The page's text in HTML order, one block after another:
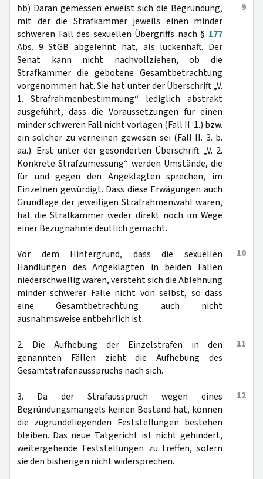
9
bb) Daran gemessen erweist sich die Begründung,
mit der die Strafkammer jeweils einen minder
schweren Fall des sexuellen Übergriffs nach § 177
Abs. 9 StGB abgelehnt hat, als lückenhaft. Der
Senat kann nicht nachvollziehen, ob die
Strafkammer die gebotene Gesamtbetrachtung
vorgenommen hat. Sie hat unter der Überschrift „V.
1. Strafrahmenbestimmung“ lediglich abstrakt
ausgeführt, dass die Voraussetzungen für einen
minder schweren Fall nicht vorlägen (Fall II. 1.) bzw.
ein solcher zu verneinen gewesen sei (Fall II. 3. b.
aa.). Erst unter der gesonderten Überschrift „V. 2.
Konkrete Strafzumessung“ werden Umstände, die
für und gegen den Angeklagten sprechen, im
Einzelnen gewürdigt. Dass diese Erwägungen auch
Grundlage der jeweiligen Strafrahmenwahl waren,
hat die Strafkammer weder direkt noch im Wege
einer Bezugnahme deutlich gemacht.
10
Vor dem Hintergrund, dass die sexuellen
Handlungen des Angeklagten in beiden Fällen
niederschwellig waren, versteht sich die Ablehnung
minder schwerer Fälle nicht von selbst, so dass
eine Gesamtbetrachtung auch nicht
ausnahmsweise entbehrlich ist.
11
2. Die Aufhebung der Einzelstrafen in den
genannten Fällen zieht die Aufhebung des
Gesamtstrafenausspruchs nach sich.
12
3. Da der Strafausspruch wegen eines
Begründungsmangels keinen Bestand hat, können
die zugrundeliegenden Feststellungen bestehen
bleiben. Das neue Tatgericht ist nicht gehindert,
weitergehende Feststellungen zu treffen, sofern
sie den bisherigen nicht widersprechen.